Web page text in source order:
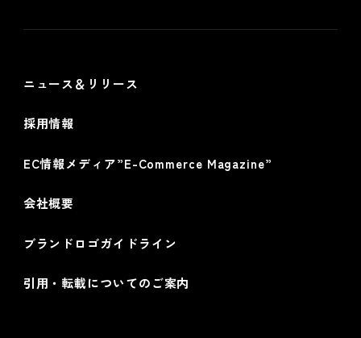
ニュース＆リリース
採用情報
EC情報メディア”E-Commerce Magazine”
会社概要
ブランドロゴガイドライン
引用・転載についてのご案内